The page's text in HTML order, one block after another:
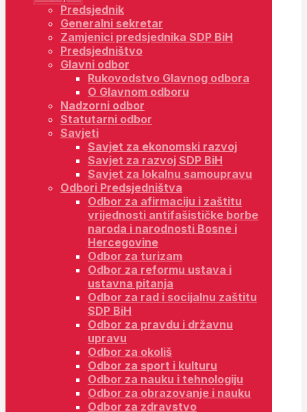
Predsjednik
Generalni sekretar
Zamjenici predsjednika SDP BiH
Predsjedništvo
Glavni odbor
Rukovodstvo Glavnog odbora
O Glavnom odboru
Nadzorni odbor
Statutarni odbor
Savjeti
Savjet za ekonomski razvoj
Savjet za razvoj SDP BiH
Savjet za lokalnu samoupravu
Odbori Predsjedništva
Odbor za afirmaciju i zaštitu
vrijednosti antifašističke borbe
naroda i narodnosti Bosne i
Hercegovine
Odbor za turizam
Odbor za reformu ustava i
ustavna pitanja
Odbor za rad i socijalnu zaštitu
SDP BiH
Odbor za pravdu i državnu
upravu
Odbor za okoliš
Odbor za sport i kulturu
Odbor za nauku i tehnologiju
Odbor za obrazovanje i nauku
Odbor za zdravstvo